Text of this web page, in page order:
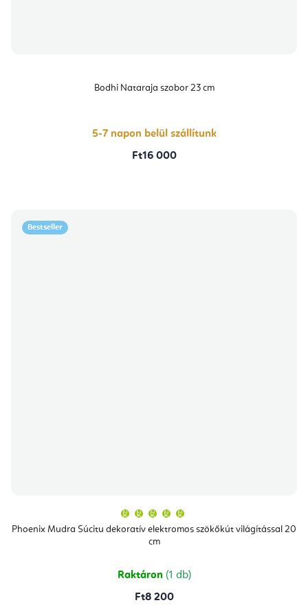
Bodhi Nataraja szobor 23 cm
5-7 napon belül szállítunk
Ft16 000
Bestseller
Phoenix Mudra Súcitu dekoratív elektromos szökőkút világítással 20
cm
átlagos
értékelése
csillag.
Raktáron (1 db)
Ft8 200